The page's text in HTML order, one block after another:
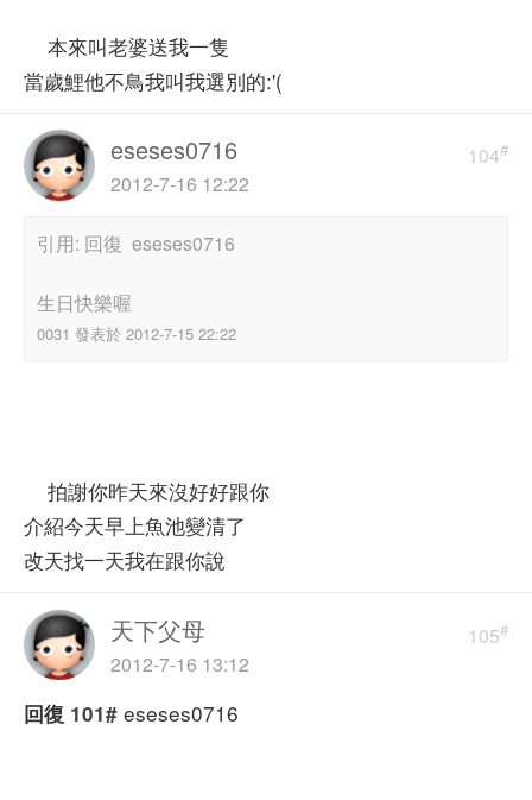
本來叫老婆送我一隻
當歲鯉他不鳥我叫我選別的:'(
104#
eseses0716
2012-7-16 12:22
引用: 回復 eseses0716
生日快樂喔
0031 發表於 2012-7-15 22:22
拍謝你昨天來沒好好跟你
介紹今天早上魚池變清了
改天找一天我在跟你說
105#
天下父母
2012-7-16 13:12
回復 101# eseses0716